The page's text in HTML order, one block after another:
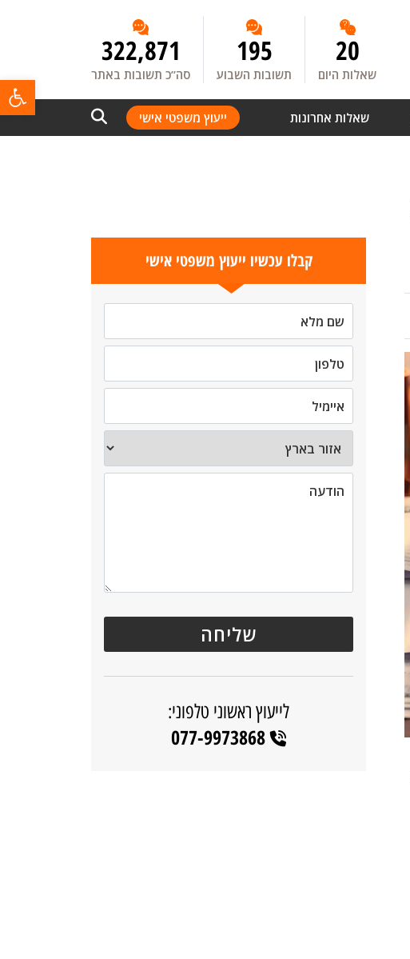
20
שאלות היום
195
תשובות השבוע
322,871
סה”כ תשובות באתר
שאלות אחרונות ייעוץ משפטי אישי
קבלו עכשיו ייעוץ משפטי אישי
לייעוץ ראשוני טלפוני:
077-9973868